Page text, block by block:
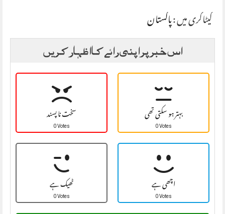
کیٹاگری میں :پاکستان
اس خبر پر اپنی رائے کا اظہار کریں
سخت نا پسند
0 Votes بہتر ہو سکتی تھی
0 Votes
ٹھیک ہے
0 Votes اچھی ہے
0 Votes